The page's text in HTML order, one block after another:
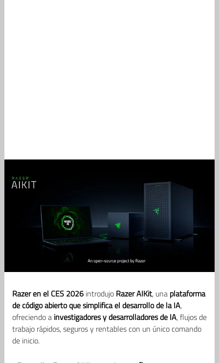
Razer en el CES 2026introdujo Razer AIKit, una plataforma
de código abierto que simplifica el desarrollo de la IA,
ofreciendo a investigadores y desarrolladores de IA, flujos de
trabajo rápidos, seguros y rentables con un único comando
de inicio.